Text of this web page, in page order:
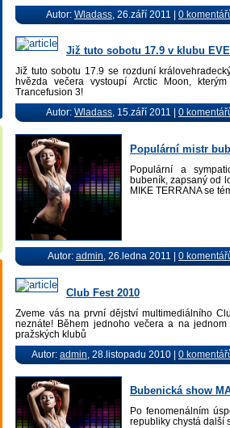
Autor: Wladass , 26.září 2011 | 0
Již tuto sobotu 17.9 v klubu
Již tuto sobotu 17.9 se rozduní
hvězda večera vystoupí Arctic Moon,
Trancefusion 3!
Autor: Wladass , 15.září 2011 | 0
Populární mistr
Populární a
bubeník, zapsaný od
MIKE TERRANA se
Autor: admin , 26.ledna 2011 | 0
Club Fest 2010
Zveme vás na první dějství multimediálního
neznáte! Během jednoho večera a na
pražských klubů
Autor: admin , 28.listopadu 2010 | 0
Bubenická show
Po fenomenálním
republiky chystá další